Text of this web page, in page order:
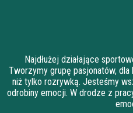
Najdłużej działające
Tworzymy grupę pasjonatów,
niż tylko rozrywką. Jesteśmy
odrobiny emocji. W drodze z